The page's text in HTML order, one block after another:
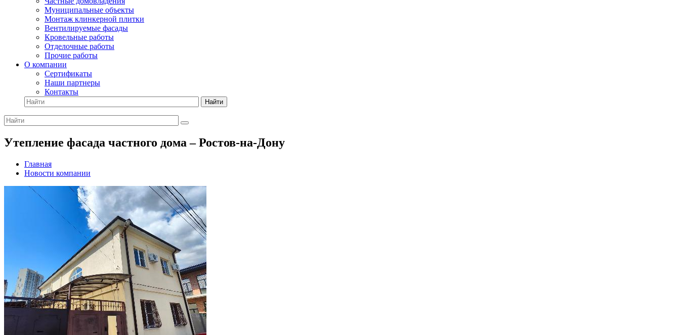
Муниципальные объекты
Монтаж клинкерной плитки
Вентилируемые фасады
Кровельные работы
Отделочные работы
Прочие работы
О компании
Сертификаты
Наши партнеры
Контакты
Найти
Утепление фасада частного дома – Ростов-на-Дону
Главная
Новости компании